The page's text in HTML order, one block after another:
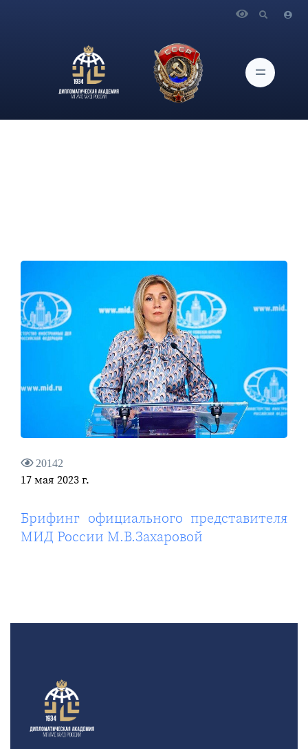
20142
17 мая 2023 г.
Брифинг официального представителя
МИД России М.В.Захаровой